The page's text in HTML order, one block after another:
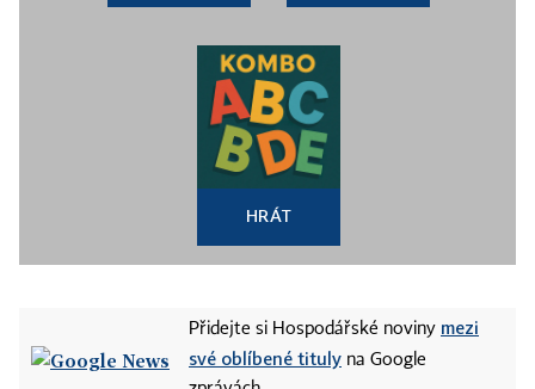
HRÁT
Přidejte si Hospodářské noviny mezi
své oblíbené tituly na Google